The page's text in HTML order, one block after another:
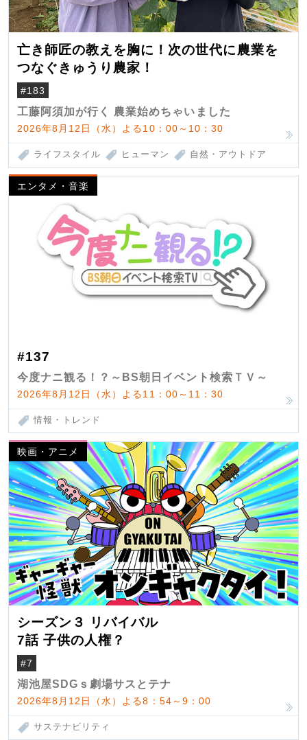
亡き師匠の教えを胸に！次の世代に農業を
つなぐきゅうり農家！
#183
工藤阿須加が行く 農業始めちゃいました
2026年8月12日（水）よる10：00～10：30
ライフスタイル ヒューマン 自然・アウトドア
エンタメ・音楽
#137
今度ナニ観る！？～BS朝日イベント検索ＴＶ～
2026年8月12日（水）よる11：00～11：30
情報・トレンド
映画・アニメ
シーズン３ リバイバル
7話 子供の人権？
#7
湖池屋SDGｓ劇場サスとテナ
2026年8月12日（水）よる8：54～9：00
サステナビリティ